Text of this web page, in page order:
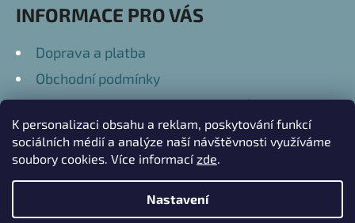
K personalizaci obsahu a reklam, poskytování funkcí
sociálních médií a analýze naší návštěvnosti využíváme
soubory cookies. Více informacízde.
Nastavení
INFORMACE PRO VÁS
Doprava a platba
Obchodní podmínky
Podmínky ochrany osobních údajů
Kontakty
Vytvořil Shoptet